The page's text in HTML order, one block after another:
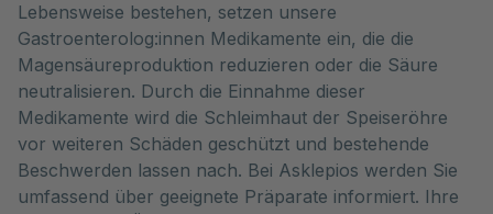
Lebensweise bestehen, setzen unsere
Gastroenterolog:innen Medikamente ein, die die
Magensäureproduktion reduzieren oder die Säure
neutralisieren. Durch die Einnahme dieser
Medikamente wird die Schleimhaut der Speiseröhre
vor weiteren Schäden geschützt und bestehende
Beschwerden lassen nach. Bei Asklepios werden Sie
umfassend über geeignete Präparate informiert. Ihre